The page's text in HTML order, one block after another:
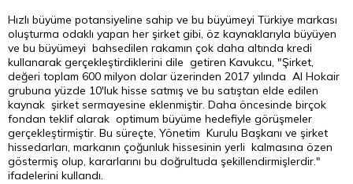
Hızlı büyüme potansiyeline sahip ve bu büyümeyi Türkiye markası
oluşturma odaklı yapan her şirket gibi, öz kaynaklarıyla büyüyen
ve bu büyümeyi bahsedilen rakamın çok daha altında kredi
kullanarak gerçekleştirdiklerini dile getiren Kavukcu, "Şirket,
değeri toplam 600 milyon dolar üzerinden 2017 yılında Al Hokair
grubuna yüzde 10'luk hisse satmış ve bu satıştan elde edilen
kaynak şirket sermayesine eklenmiştir. Daha öncesinde birçok
fondan teklif alarak optimum büyüme hedefiyle görüşmeler
gerçekleştirmiştir. Bu süreçte, Yönetim Kurulu Başkanı ve şirket
hissedarları, markanın çoğunluk hissesinin yerli kalmasına özen
göstermiş olup, kararlarını bu doğrultuda şekillendirmişlerdir."
ifadelerini kullandı.